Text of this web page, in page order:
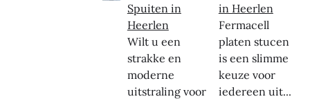
Spuiten in
Heerlen
Wilt u een
strakke en
moderne
uitstraling voor
in Heerlen
Fermacell
platen stucen
is een slimme
keuze voor
iedereen uit...